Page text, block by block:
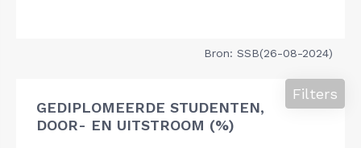
Bron: SSB(26-08-2024)
GEDIPLOMEERDE STUDENTEN,
DOOR- EN UITSTROOM (%)
Filters